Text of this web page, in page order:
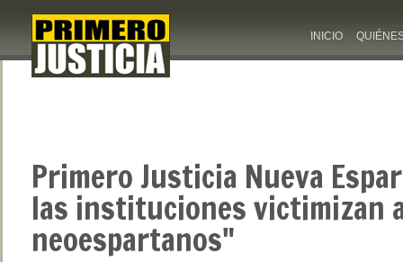
INICIO
Primero Justicia Nueva
las instituciones victimizan
neoespartanos"